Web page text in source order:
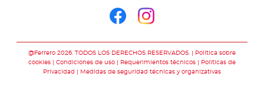
@Ferrero 2026. TODOS LOS DERECHOS RESERVADOS.
Política sobre
cookies
Condiciones de uso Requerimientos técnicos
Polìticas de
Privacidad
Medidas de seguridad técnicas y organizativas